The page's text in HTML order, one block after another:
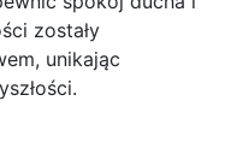
zostały
unikając